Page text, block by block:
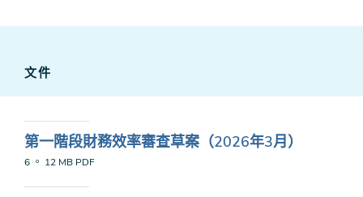
文件
第一階段財務效率審查草案（2026年3月）
6 。 12 MB PDF